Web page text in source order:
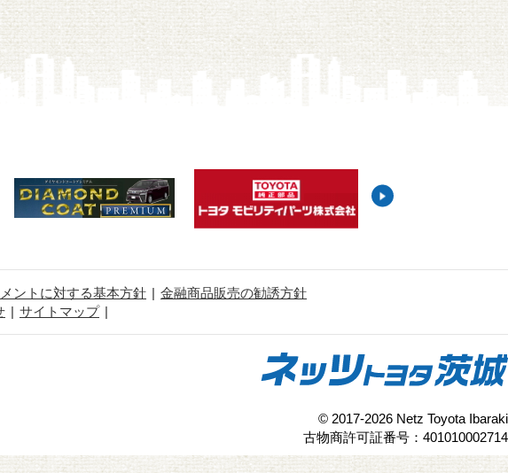
ントに対する基本方針
金融商品販売の勧誘方針
サイトマップ
© 2017-2026 Netz Toyota Ibaraki
古物商許可証番号：401010002714